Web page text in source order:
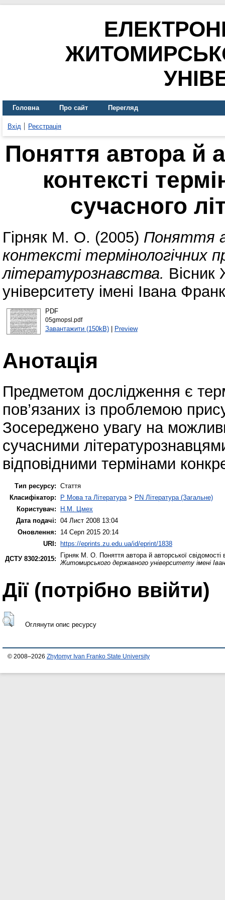
Головна Про сайт Перегляд
Вхід Реєстрація
Поняття автора й
контексті
сучасного
Гірняк М. О. (2005) Поняття
контексті термінологічних
літературознавства. Вісник
університету імені Івана
PDF
05gmopsl.pdf
Завантажити (150kB)| Preview
Анотація
Предметом дослідження є
пов’язаних із проблемою
Зосереджено увагу на
сучасними
відповідними термінами
Тип ресурсу: Стаття
Класифікатор:
P Мова та Література > PN Література (Загальне)
Користувач:
Н.М. Цмех
Дата подачі: 04 Лист 2008 13:04
Оновлення:
14 Серп 2015 20:14
URI: https://eprints.zu.edu.ua/id/eprint/1838
ДСТУ 8302:2015:
Гірняк М. О. Поняття автора й авторської
Житомирського державного університету імені
Дії ​​(потрібно ввійти)
Оглянути опис ресурсу
© 2008–2026 Zhytomyr Ivan Franko State University